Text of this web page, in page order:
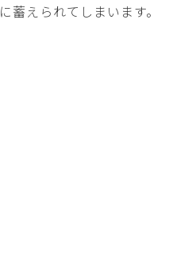
えられてしまいます。